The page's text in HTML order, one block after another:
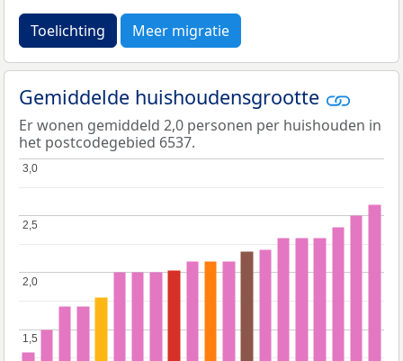
Toelichting Meer migratie
Gemiddelde huishoudensgrootte
Er wonen gemiddeld 2,0 personen per huishouden in
het postcodegebied 6537.
1,5
1,5
2,0
2,0
2,5
2,5
3,0
3,0